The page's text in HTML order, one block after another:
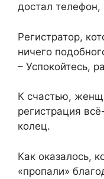
достал телефон,
Регистратор,
ничего
– Успокойтесь,
К счастью,
регистрация
колец.
Как оказалось,
«пропали»